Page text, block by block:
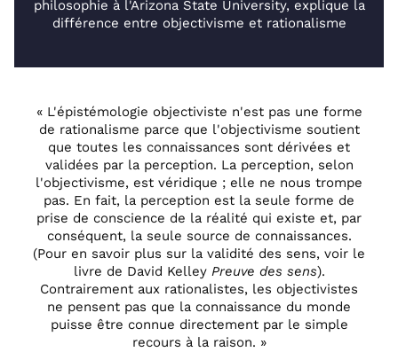
« L'épistémologie objectiviste n'est pas une forme
de rationalisme parce que l'objectivisme soutient
que toutes les connaissances sont dérivées et
validées par la perception. La perception, selon
l'objectivisme, est véridique ; elle ne nous trompe
pas. En fait, la perception est la seule forme de
prise de conscience de la réalité qui existe et, par
conséquent, la seule source de connaissances.
(Pour en savoir plus sur la validité des sens, voir le
livre de David Kelley Preuve des sens).
Contrairement aux rationalistes, les objectivistes
ne pensent pas que la connaissance du monde
puisse être connue directement par le simple
recours à la raison. »
philosophie à l'Arizona State University, explique la
différence entre objectivisme et rationalisme